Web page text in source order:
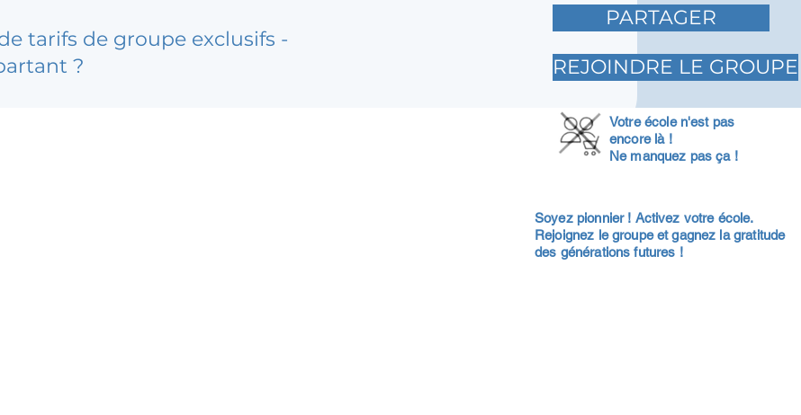
tarifs de groupe exclusifs -
?
PARTAGER
REJOINDRE LE GROUPE
Votre école n'est pas
encore là !
Ne manquez pas ça !
Soyez pionnier ! Activez votre école.
Rejoignez le groupe et gagnez la gratitude
des générations futures !